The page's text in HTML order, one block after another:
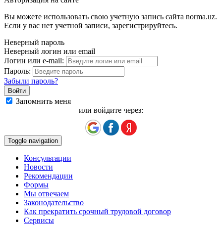
Вы можете использовать свою учетную запись сайта norma.uz.
Если у вас нет учетной записи, зарегистрируйтесь.
Неверный пароль
Неверный логин или email
Логин или e-mail:
Пароль:
Забыли пароль?
Запомнить меня
или войдите через:
Toggle navigation
Консультации
Новости
Рекомендации
Формы
Мы отвечаем
Законодательство
Как прекратить срочный трудовой договор
Сервисы